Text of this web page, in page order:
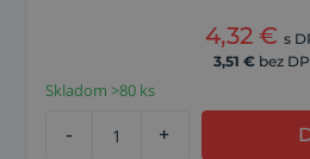
4,32 € s
3,51 € bez
Skladom >80 ks
- +